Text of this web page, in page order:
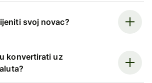
svoj novac?
konvertirati uz